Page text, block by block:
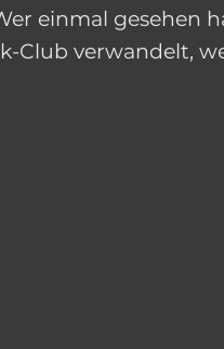
einmal gesehen
Club verwandelt,